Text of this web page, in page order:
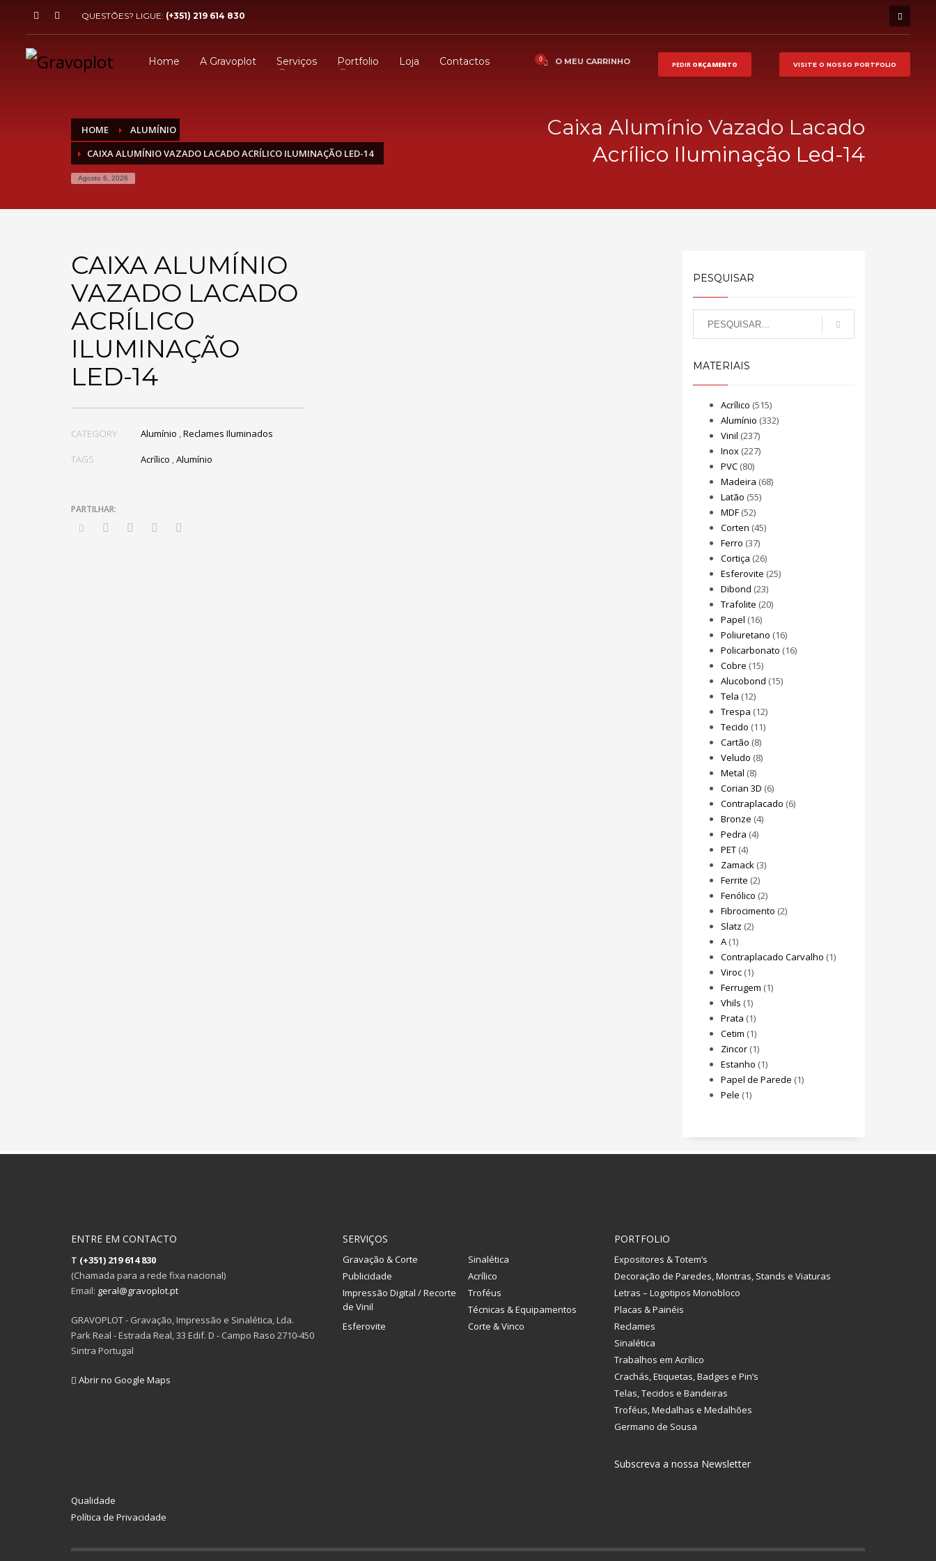
QUESTÕES? LIGUE: (+351) 219 614 830
Home A Gravoplot Serviços Portfolio Loja Contactos O MEU CARRINHO PEDIR ORÇAMENTO VISITE O NOSSO PORTFOLIO
HOME
ALUMÍNIO
CAIXA ALUMÍNIO VAZADO LACADO ACRÍLICO ILUMINAÇÃO LED-14
Agosto 6, 2026
Caixa Alumínio Vazado Lacado
Acrílico Iluminação Led-14
CAIXA ALUMÍNIO
VAZADO LACADO
ACRÍLICO
ILUMINAÇÃO
LED-14
CATEGORY Alumínio ,Reclames Iluminados
TAGS Acrílico ,Alumínio
PESQUISAR
MATERIAIS
Acrílico (515)
Alumínio (332)
Vinil (237)
Inox(227)
PVC(80)
Madeira (68)
Latão (55)
MDF(52)
Corten (45)
Ferro (37)
Cortiça (26)
Esferovite (25)
Dibond (23)
Trafolite (20)
Papel (16)
Poliuretano (16)
Policarbonato (16)
Cobre (15)
Alucobond (15)
Tela (12)
Trespa (12)
Tecido (11)
Cartão (8)
Veludo (8)
Metal (8)
Corian 3D (6)
Contraplacado (6)
Bronze (4)
Pedra (4)
PET(4)
Zamack(3)
Ferrite (2)
Fenólico (2)
Fibrocimento (2)
Slatz (2)
A(1)
Contraplacado Carvalho (1)
Viroc(1)
Ferrugem (1)
Vhils (1)
Prata (1)
Cetim (1)
Zincor(1)
Estanho (1)
Papel de Parede (1)
Pele (1)
ENTRE EM CONTACTO
T (+351) 219 614 830
(Chamada para a rede fixa nacional)
Email: geral@gravoplot.pt
GRAVOPLOT - Gravação, Impressão e Sinalética, Lda.
Park Real - Estrada Real, 33 Edif. D - Campo Raso 2710-450
Sintra Portugal
Abrir no Google Maps
SERVIÇOS
Gravação & Corte
Sinalética
Publicidade
Acrílico
Impressão Digital / Recorte
de Vinil
Troféus
Técnicas & Equipamentos
Esferovite
Corte & Vinco
PORTFOLIO
Expositores & Totem’s
Decoração de Paredes, Montras, Stands e Viaturas
Letras – Logotipos Monobloco
Placas & Painéis
Reclames
Sinalética
Trabalhos em Acrílico
Crachás, Etiquetas, Badges e Pin’s
Telas, Tecidos e Bandeiras
Troféus, Medalhas e Medalhões
Germano de Sousa
Qualidade
Política de Privacidade
Subscreva a nossa Newsletter